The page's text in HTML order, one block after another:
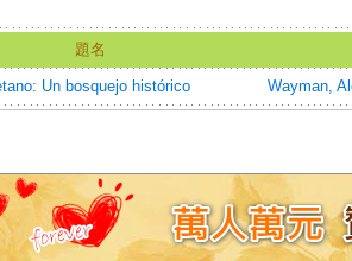
題名
Un bosquejo histórico Wayman,